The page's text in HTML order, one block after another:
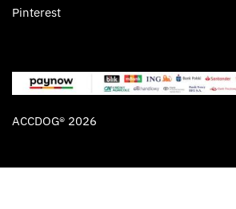
Pinterest
ACCDOG® 2026